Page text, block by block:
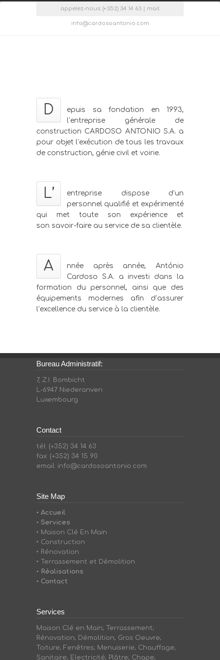
appelez-nous: (+352) 34 14 63 | mail:
info@cardosoantonio.com
D
epuis sa fondation en 1993,
l’entreprise générale de
construction CARDOSO ANTONIO S.A. a
pour objet l’exécution de tous les travaux
de construction, génie civil et voirie.
L’
entreprise dispose d’un
personnel qualifié et expérimenté
qui met toute son expérience et
son savoir-faire au service de sa clientèle.
A
nnée après année, António
Cardoso S.A. a investi dans la
formation du personnel, ainsi que des
équipements modernes afin d’assurer
l’excellence du service à la clientèle.
Bureau Administratif:
7, Z.I. Bombicht
L-6947 Niederanven
Luxembourg
Contact
tél: (+352) 34 14 63
fax: (+352) 34 15 90
email: info@cardosoantonio.com
Site Map
• Accueil
• Services
‣ Maison Clé En Main
‣ Construction
‣ Rénovation
‣ Terrassement et Démolition
• Réalisations
• Contact
Services
Maison Clé en Main; Terrassement;
Rénovation; Démolition; Gros Oeuvre;
Toiture; Fenêtres; Menuiserie; Chauffage;
Sanitaire; Electricité; Plâtre; Chape;